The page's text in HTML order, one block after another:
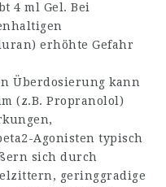
4 ml Gel. Bei
erhöhte Gefahr
Überdosierung kann
(z.B. Propranolol)
Agonisten typisch
sich durch
geringgradige